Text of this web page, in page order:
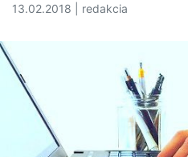
13.02.2018 | redakcia